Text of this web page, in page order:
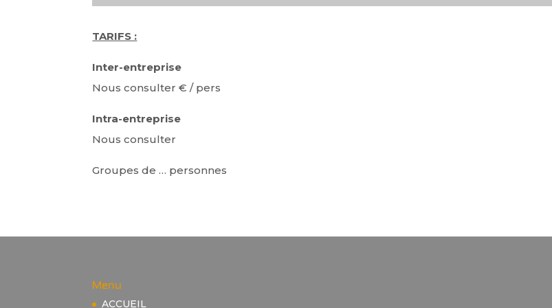
TARIFS :
Inter-entreprise
Nous consulter € / pers
Intra-entreprise
Nous consulter
Groupes de … personnes
Menu
ACCUEIL